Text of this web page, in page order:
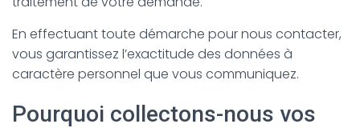
En effectuant toute démarche pour nous contacter,
vous garantissez l’exactitude des données à
caractère personnel que vous communiquez.
Pourquoi collectons-nous vos